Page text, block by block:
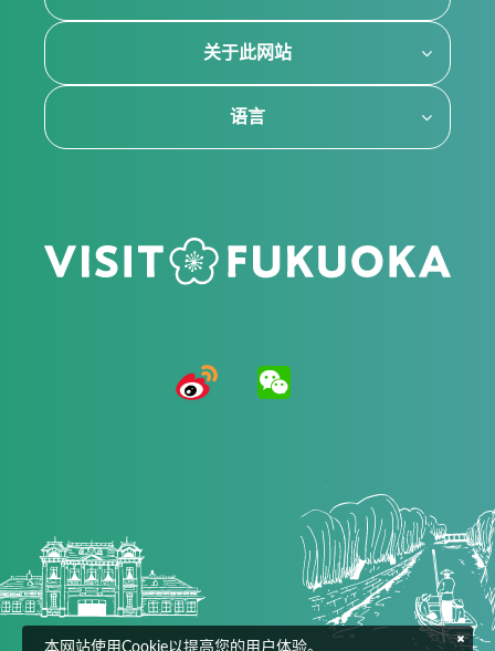
关于此网站
语言
本网站使用Cookie以提高您的用户体验。